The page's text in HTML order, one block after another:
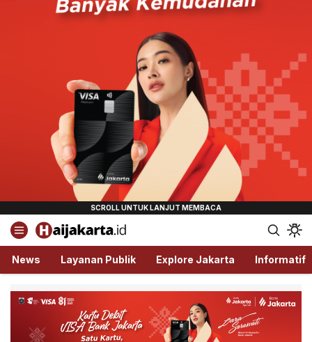
Haijakarta.id
Semua Tentang Jakarta Ada Disini!
News Layanan Publik Explore Jakarta Informatif